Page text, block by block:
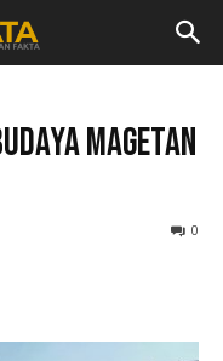
Magetan
0